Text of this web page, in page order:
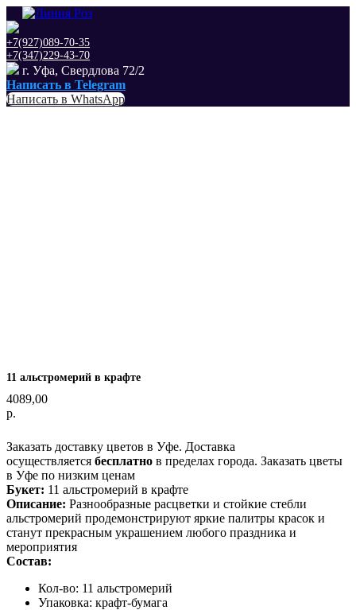
+7(927)089-70-35
+7(347)229-43-70
г. Уфа, Свердлова 72/2
Написать в Telegram
Написать в WhatsApp
11 альстромерий в крафте
4089,00
р.
Заказать доставку цветов в Уфе. Доставка
осуществляется бесплатно в пределах города. Заказать цветы
в Уфе по низким ценам
Букет: 11 альстромерий в крафте
Описание: Разнообразные расцветки и стойкие стебли
альстромерий продемонстрируют яркие палитры красок и
станут прекрасным украшением любого праздника и
мероприятия
Состав:
Кол-во: 11 альстромерий
Упаковка: крафт-бумага